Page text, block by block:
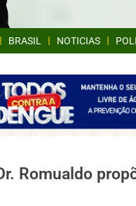
BRASIL NOTICIAS
Romualdo